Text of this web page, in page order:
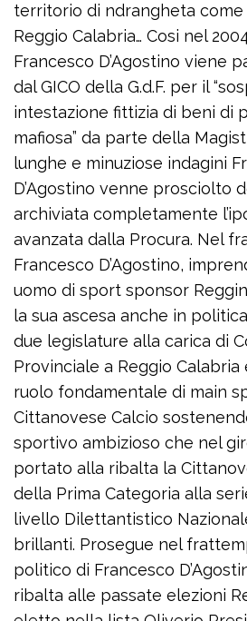
territorio di ndrangheta come
Reggio Calabria… Cosi nel
Francesco D’Agostino viene
dal GICO della G.d.F. per il
intestazione fittizia di beni di
mafiosa” da parte della
lunghe e minuziose indagini
D’Agostino venne prosciolto
archiviata completamente
avanzata dalla Procura. Nel
Francesco D’Agostino,
uomo di sport sponsor
la sua ascesa anche in
due legislature alla carica di
Provinciale a Reggio Calabria
ruolo fondamentale di main
Cittanovese Calcio
sportivo ambizioso che nel
portato alla ribalta la
della Prima Categoria alla
livello Dilettantistico
brillanti. Prosegue nel
politico di Francesco
ribalta alle passate elezioni